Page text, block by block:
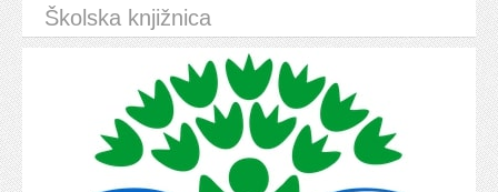
Školska knjižnica